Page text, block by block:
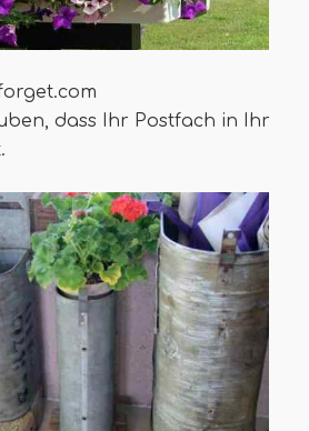
dass Ihr Postfach in Ihr